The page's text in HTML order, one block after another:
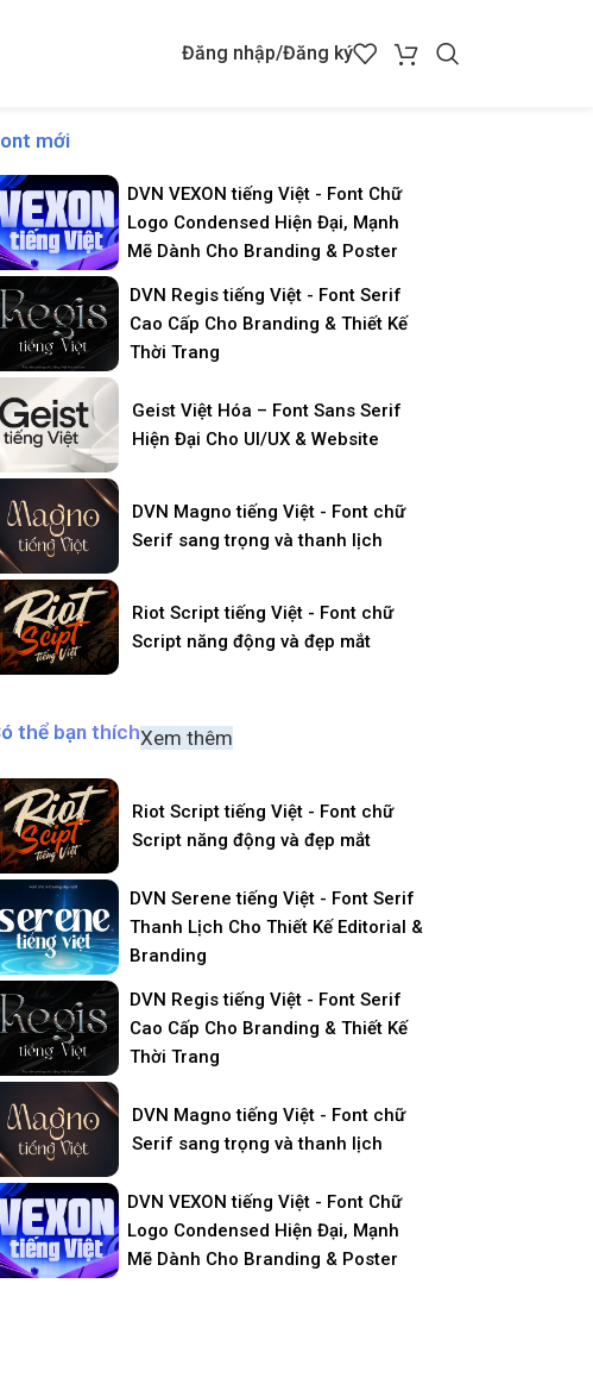
Đăng nhập/Đăng ký
mới
DVN VEXON tiếng Việt - Font Chữ
Logo Condensed Hiện Đại, Mạnh
Mẽ Dành Cho Branding & Poster
DVN Regis tiếng Việt - Font Serif
Cao Cấp Cho Branding & Thiết Kế
Thời Trang
Geist Việt Hóa – Font Sans Serif
Hiện Đại Cho UI/UX & Website
DVN Magno tiếng Việt - Font chữ
Serif sang trọng và thanh lịch
Riot Script tiếng Việt - Font chữ
Script năng động và đẹp mắt
thể bạn thíchXem thêm
Riot Script tiếng Việt - Font chữ
Script năng động và đẹp mắt
DVN Serene tiếng Việt - Font Serif
Thanh Lịch Cho Thiết Kế Editorial &
Branding
DVN Regis tiếng Việt - Font Serif
Cao Cấp Cho Branding & Thiết Kế
Thời Trang
DVN Magno tiếng Việt - Font chữ
Serif sang trọng và thanh lịch
DVN VEXON tiếng Việt - Font Chữ
Logo Condensed Hiện Đại, Mạnh
Mẽ Dành Cho Branding & Poster